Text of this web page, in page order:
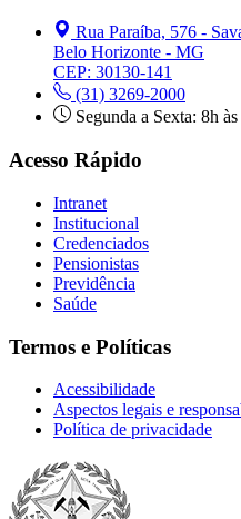
Rua Paraíba, 576 -
Belo Horizonte - MG
CEP: 30130-141
(31) 3269-2000
Segunda a Sexta: 8h
Acesso Rápido
Intranet
Institucional
Credenciados
Pensionistas
Previdência
Saúde
Termos e Políticas
Acessibilidade
Aspectos legais e
Política de privacidade